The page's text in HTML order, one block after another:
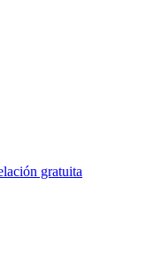
gratuita